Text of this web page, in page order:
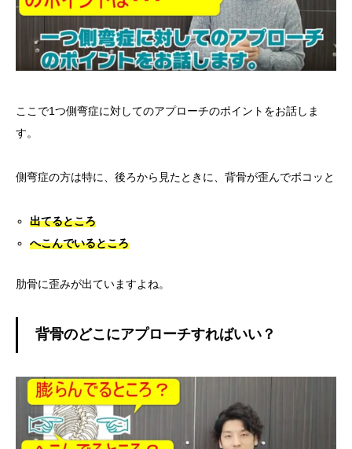
ここで1つ側弯症に対してのアプローチのポイントをお話しま
す。
側弯症の方は特に、後ろから見たときに、背骨が歪んでボコッと
出てるところ
へこんでいるところ
肋骨に歪みが出ていますよね。
背骨のどこにアプローチすればいい？